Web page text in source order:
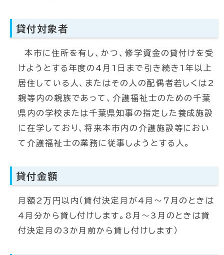
貸付対象者
本市に住所を有し、かつ、修学資金の貸付けを受
けようとする年度の4月1日まで引き続き1年以上
居住している人、またはその人の配偶者若しくは2
親等内の親族であって、介護福祉士のための千葉
県内の学校または千葉県知事の指定した養成施設
に在学しており、将来本市内の介護施設等におい
て介護福祉士の業務に従事しようとする人。
貸付金額
月額2万円以内（貸付決定月が4月～7月のときは
4月分から貸し付けします。8月～3月のときは貸
付決定月の3か月前から貸し付けします）